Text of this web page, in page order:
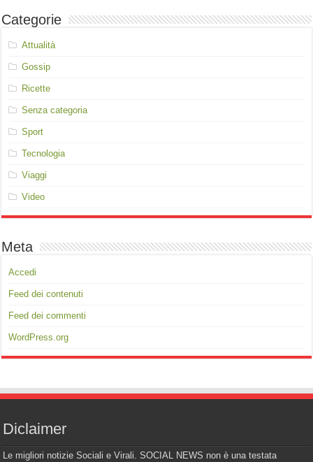
Categorie
Attualità
Gossip
Ricette
Senza categoria
Sport
Tecnologia
Viaggi
Video
Meta
Accedi
Feed dei contenuti
Feed dei commenti
WordPress.org
Diclaimer
Le migliori notizie Sociali e Virali. SOCIAL NEWS non è una testata